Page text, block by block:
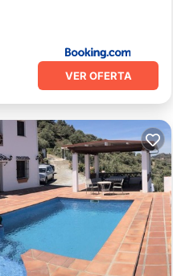
VER OFERTA